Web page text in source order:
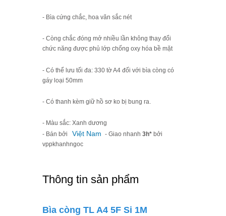
- Bìa cứng chắc, hoa văn sắc nét
- Còng chắc đóng mở nhiều lần không thay đổi
chức năng được phủ lớp chống oxy hóa bề mặt
- Có thể lưu tối đa: 330 tờ A4 đối với bìa còng có
gáy loại 50mm
- Có thanh kèm giữ hồ sơ ko bị bung ra.
- Màu sắc: Xanh dương
- Bán bởi
Việt Nam - Giao nhanh 3h* bởi
vppkhanhngoc
Thông tin sản phẩm
Bìa còng TL A4 5F Si 1M